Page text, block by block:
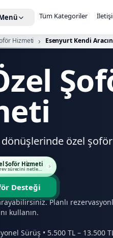
Tüm Kategoriler
Hizmeti Esenyurt Kendi
özel
Şoför Hizmeti
sürecini netleştirin.
Desteği
Planlı
kullanın.
Sürüş • 5.500 TL – 13.500